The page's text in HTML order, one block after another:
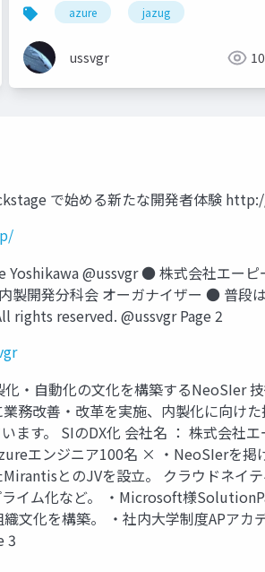
azure jazug
ussvgr
で始める新たな開発者体験
Yoshikawa @ussvgr ● 株式会社エ
製開発分科会 オーガナイザー ● 普
rights reserved. @ussvgr Page 2
・自動化の文化を構築するNeoSIer
務改善・改革を実施、内製化に向け
ます。 SIのDX化 会社名 ： 株式会
エンジニア100名 × ・NeoSIerを掲
とのJVを設立。 クラウドネイ
イム化など。 ・Microsoft様
文化を構築。 ・社内大学制度APア
3